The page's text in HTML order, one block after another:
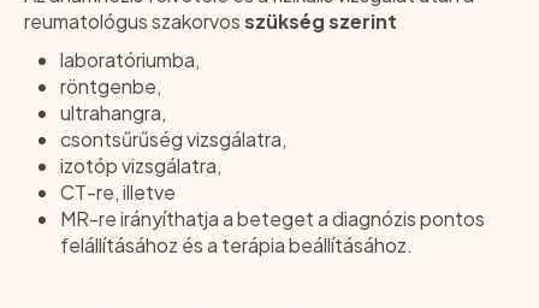
reumatológus szakorvosszükség szerint
laboratóriumba,
röntgenbe,
ultrahangra,
csontsűrűség vizsgálatra,
izotóp vizsgálatra,
CT-re, illetve
MR-re irányíthatja a beteget a diagnózis pontos
felállításához és a terápia beállításához.